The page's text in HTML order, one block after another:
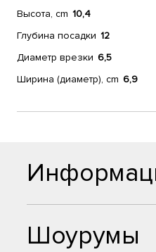
Высота, cm 10,4
Глубина посадки 12
Диаметр врезки 6,5
Ширина (диаметр), cm 6,9
Шоурумы